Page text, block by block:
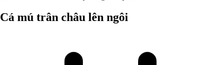
Cá mú trân châu lên ngôi